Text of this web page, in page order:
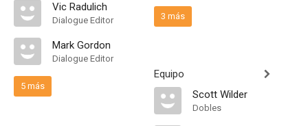
Vic Radulich
Dialogue Editor
Mark Gordon
Dialogue Editor
5 más
3 más
Equipo
Scott Wilder
Dobles